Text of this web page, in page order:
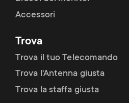
Accessori
Trova
Trova il tuo Telecomando
Trova l'Antenna giusta
Trova la staffa giusta